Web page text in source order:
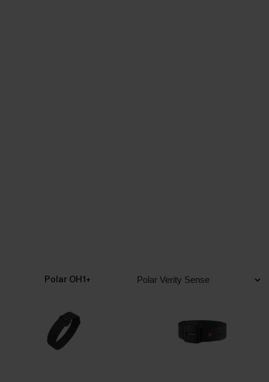
Polar OH1+